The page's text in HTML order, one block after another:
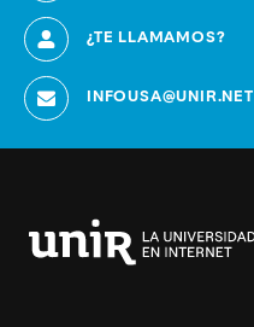
¿TE LLAMAMOS?
INFOUSA@UNIR.NET